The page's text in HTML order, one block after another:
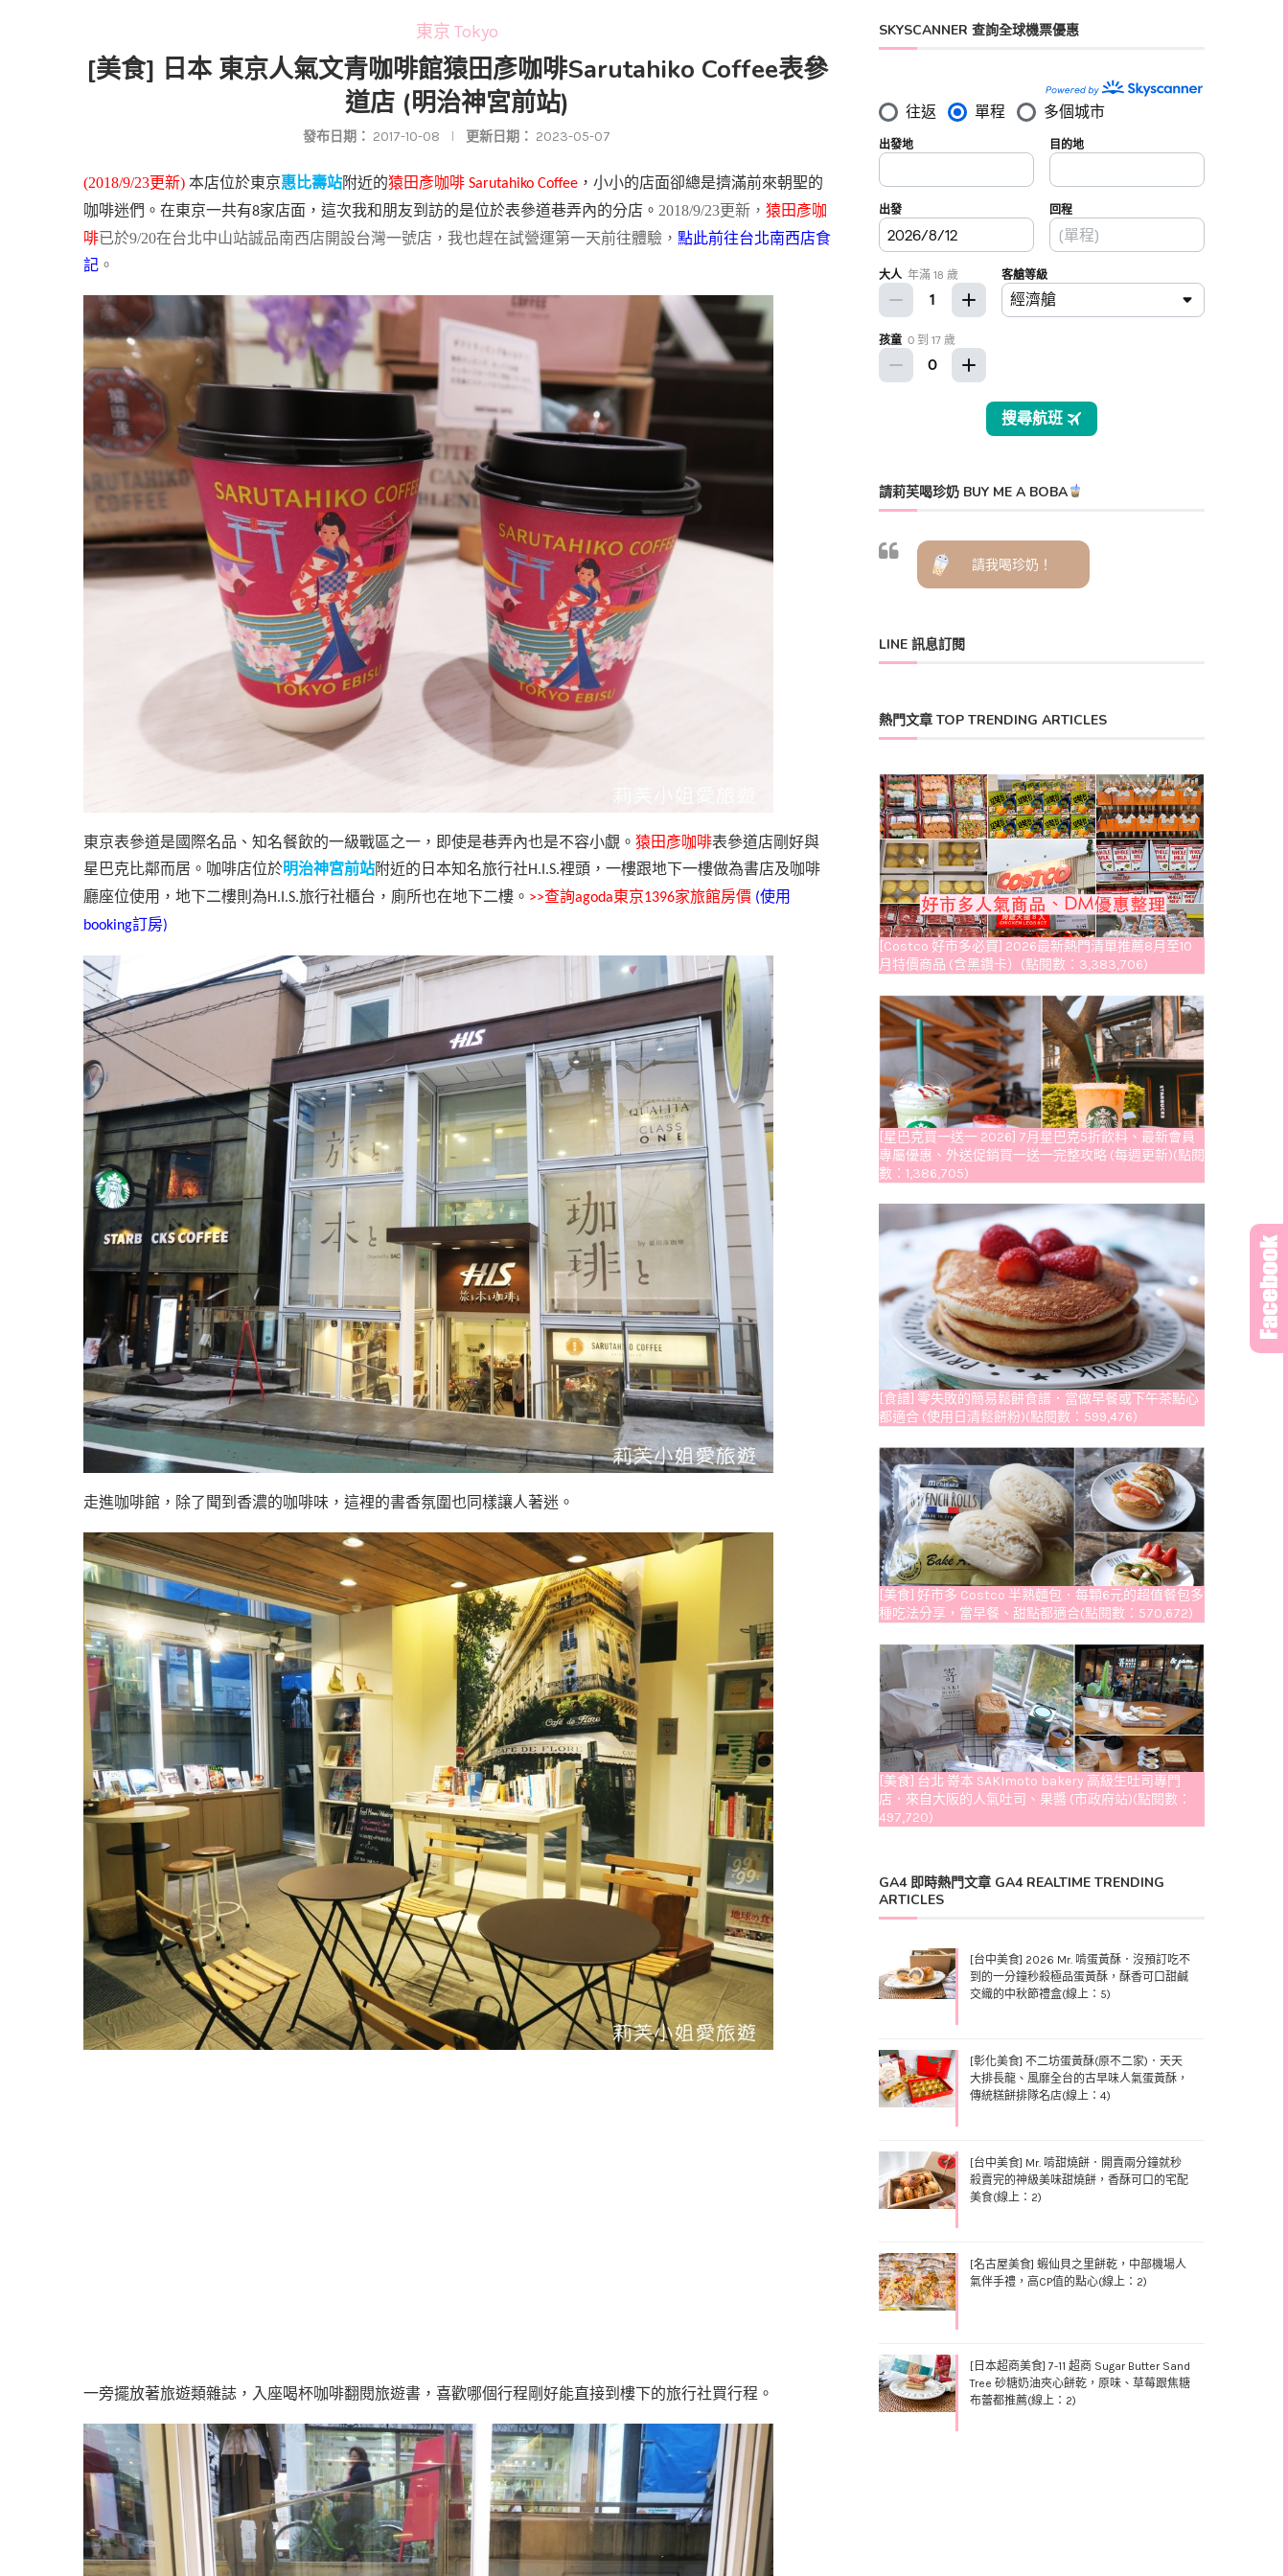
東京 Tokyo
[美食] 日本 東京人氣文青咖啡館猿田彥咖啡Sarutahiko Coffee表參
道店 (明治神宮前站)
發布日期： 2017-10-08 更新日期： 2023-05-07
(2018/9/23更新) 本店位於東京惠比壽站附近的猿田彥咖啡 Sarutahiko Coffee ，小小的店面卻總是擠滿前來朝聖的
咖啡迷們。在東京一共有8家店面，這次我和朋友到訪的是位於表參道巷弄內的分店。 2018/9/23更新， 猿田彥咖
啡已於9/20在台北中山站誠品南西店開設台灣一號店，我也趕在試營運第一天前往體驗， 點此前往台北南西店食
記 。
東京表參道是國際名品、知名餐飲的一級戰區之一，即使是巷弄內也是不容小覷。 猿田彥咖啡表參道店剛好與
星巴克比鄰而居。咖啡店位於明治神宮前站附近的日本知名旅行社H.I.S.裡頭，一樓跟地下一樓做為書店及咖啡
廳座位使用，地下二樓則為H.I.S.旅行社櫃台，廁所也在地下二樓。 >>查詢agoda東京1396家旅館房價 (使用
booking訂房)
走進咖啡館，除了聞到香濃的咖啡味，這裡的書香氛圍也同樣讓人著迷。
一旁擺放著旅遊類雜誌，入座喝杯咖啡翻閱旅遊書，喜歡哪個行程剛好能直接到樓下的旅行社買行程。
SKYSCANNER 查詢全球機票優惠
請莉芙喝珍奶 BUY ME A BOBA
請我喝珍奶！
LINE 訊息訂閱
熱門文章 TOP TRENDING ARTICLES
[Costco 好市多必買] 2026最新熱門清單推薦8月至10
月特價商品 (含黑鑽卡）(點閱數：3,383,706)
[星巴克買一送一 2026] 7月星巴克5折飲料、最新會員
專屬優惠、外送促銷買一送一完整攻略 (每週更新)(點閱
數：1,386,705)
[食譜] 零失敗的簡易鬆餅食譜．當做早餐或下午茶點心
都適合 (使用日清鬆餅粉)(點閱數：599,476)
[美食] 好市多 Costco 半熟麵包．每顆6元的超值餐包多
種吃法分享，當早餐、甜點都適合(點閱數：570,672)
[美食] 台北 嵜本 SAKImoto bakery 高級生吐司專門
店．來自大阪的人氣吐司、果醬 (市政府站)(點閱數：
497,720)
GA4 即時熱門文章 GA4 REALTIME TRENDING
ARTICLES
[台中美食] 2026 Mr. 啃蛋黃酥．沒預訂吃不
到的一分鐘秒殺極品蛋黃酥，酥香可口甜鹹
交織的中秋節禮盒(線上：5)
[彰化美食] 不二坊蛋黃酥(原不二家)．天天
大排長龍、風靡全台的古早味人氣蛋黃酥，
傳統糕餅排隊名店(線上：4)
[台中美食] Mr. 啃甜燒餅．開賣兩分鐘就秒
殺賣完的神級美味甜燒餅，香酥可口的宅配
美食(線上：2)
[名古屋美食] 蝦仙貝之里餅乾，中部機場人
氣伴手禮，高CP值的點心(線上：2)
[日本超商美食] 7-11 超商 Sugar Butter Sand
Tree 砂糖奶油夾心餅乾，原味、草莓跟焦糖
布蕾都推薦(線上：2)